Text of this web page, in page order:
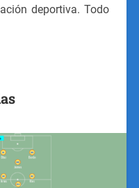
deportiva. Todo